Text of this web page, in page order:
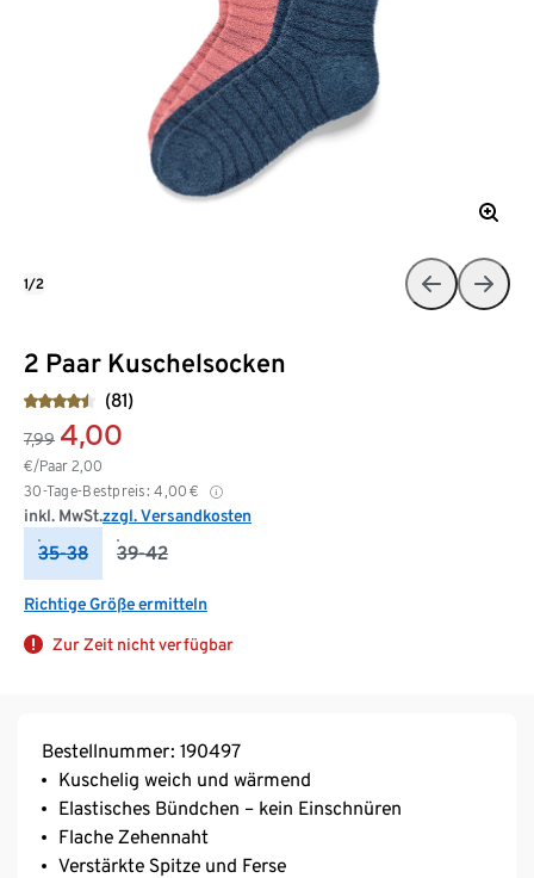
2 Paar Kuschelsocken
(81)
7,99 4,00
€/Paar 2,00
30-Tage-Bestpreis: 4,00 €
inkl. MwSt.zzgl. Versandkosten
35-38 39-42
Richtige Größe ermitteln
Zur Zeit nicht verfügbar
1/2
Bestellnummer: 190497
Kuschelig weich und wärmend
Elastisches Bündchen – kein Einschnüren
Flache Zehennaht
Verstärkte Spitze und Ferse